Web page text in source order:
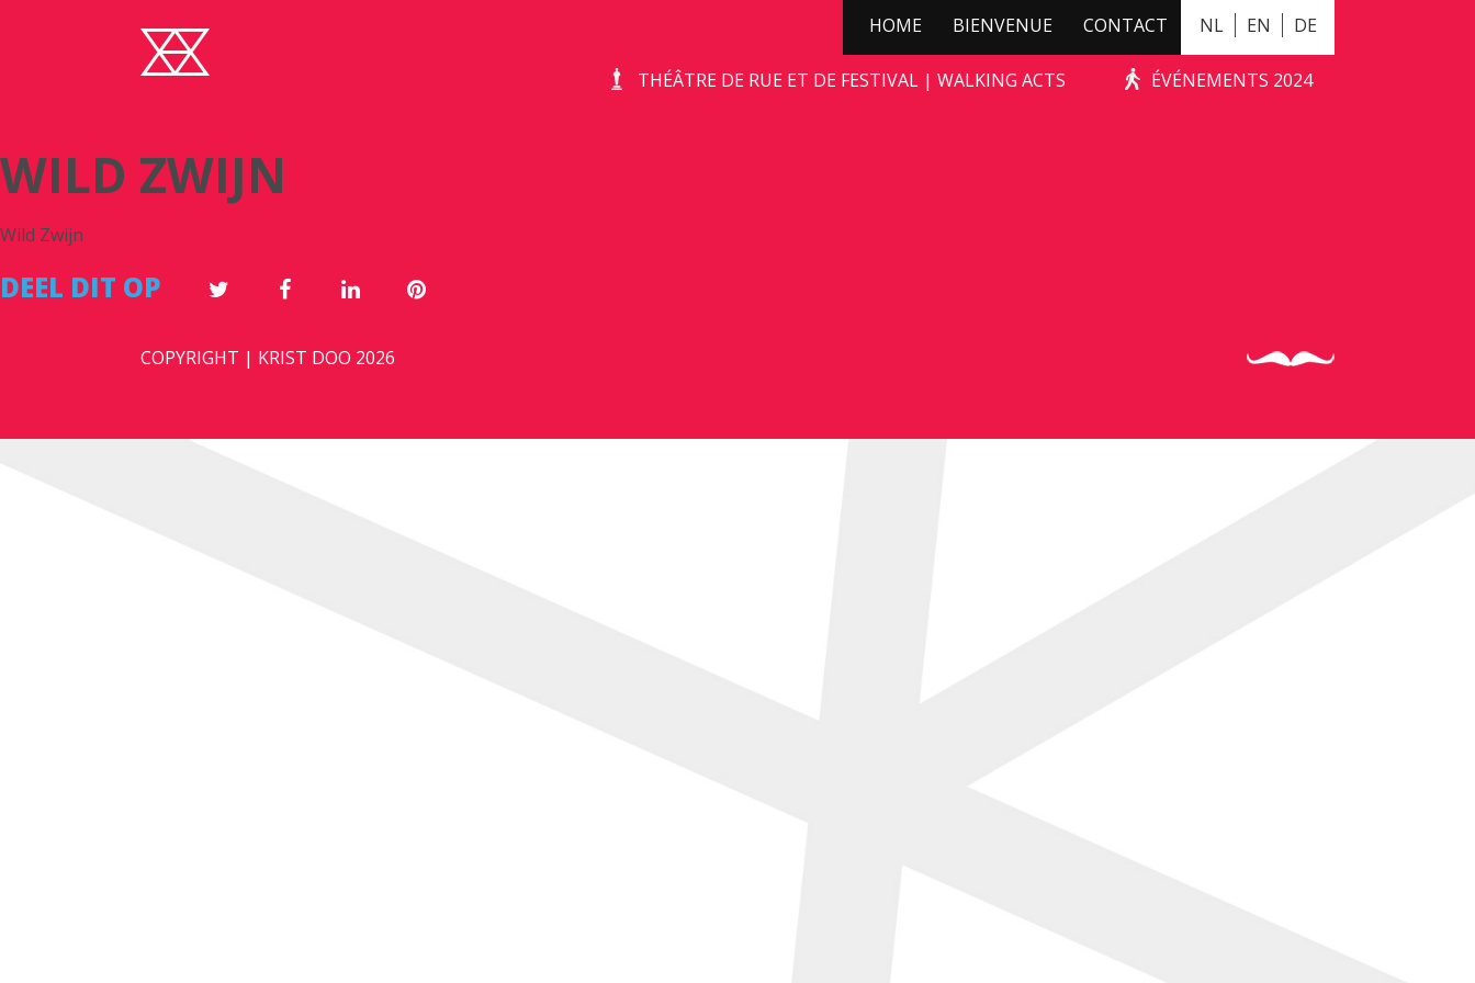
NL EN DE
HOME BIENVENUE CONTACT
THÉÂTRE DE RUE ET DE FESTIVAL | WALKING ACTS ÉVÉNEMENTS 2024
WILD ZWIJN
WILD ZWIJN
Wild Zwijn
DEEL DIT OP
COPYRIGHT | KRIST DOO 2026